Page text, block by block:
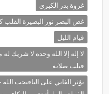
غزوة بدر الكبرى
غض البصر نور البصيرة القلب
قيام الليل
لا إله إلا الله وحده لا شريك
قبلت صلاته
يؤثر الفاني على الباقيحب الله